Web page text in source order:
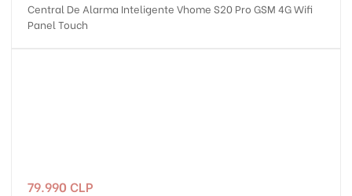
Central De Alarma Inteligente Vhome S20 Pro GSM 4G Wifi
Panel Touch
Precio
79.990 CLP